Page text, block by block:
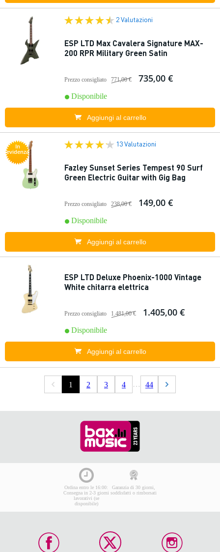
2 Valutazioni
ESP LTD Max Cavalera Signature MAX-
200 RPR Military Green Satin
Prezzo consigliato 771,00 € 735,00 €
Disponibile
Aggiungi al carrello
In
evidenza
13 Valutazioni
Fazley Sunset Series Tempest 90 Surf
Green Electric Guitar with Gig Bag
Prezzo consigliato 238,00 € 149,00 €
Disponibile
Aggiungi al carrello
ESP LTD Deluxe Phoenix-1000 Vintage
White chitarra elettrica
Prezzo consigliato 1.481,00 € 1.405,00 €
Disponibile
Aggiungi al carrello
1 2 3 4 … 44
Ordina entro le 16:00:
Consegna in 2-3 giorni
lavorativi (se
disponibile)
Garanzia di 30 giorni,
soddisfatti o rimborsati